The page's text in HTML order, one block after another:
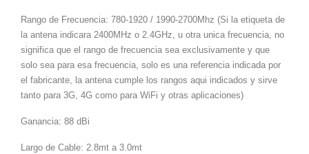
Rango de Frecuencia: 780-1920 / 1990-2700Mhz (Si la etiqueta de
la antena indicara 2400MHz o 2.4GHz, u otra unica frecuencia, no
significa que el rango de frecuencia sea exclusivamente y que
solo sea para esa frecuencia, solo es una referencia indicada por
el fabricante, la antena cumple los rangos aqui indicados y sirve
tanto para 3G, 4G como para WiFi y otras aplicaciones)
Ganancia: 88 dBi
Largo de Cable: 2.8mt a 3.0mt